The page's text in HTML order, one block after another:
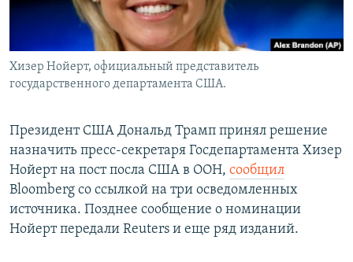
Хизер Нойерт, официальный представитель
государственного департамента США.
Президент США Дональд Трамп принял решение
назначить пресс-секретаря Госдепартамента Хизер
Нойерт на пост посла США в ООН, сообщил
Bloomberg со ссылкой на три осведомленных
источника. Позднее сообщение о номинации
Нойерт передали Reuters и еще ряд изданий.